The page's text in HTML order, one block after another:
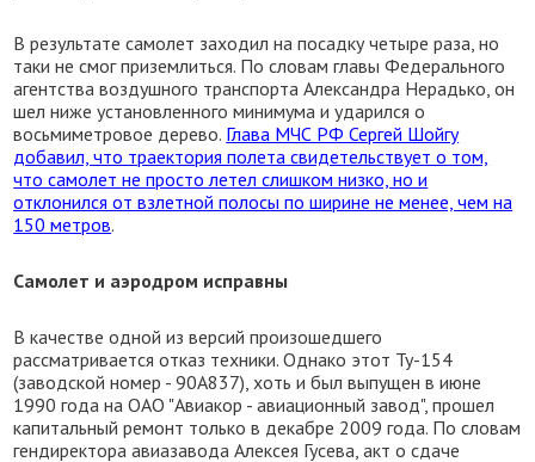
В результате самолет заходил на посадку четыре раза, но
таки не смог приземлиться. По словам главы Федерального
агентства воздушного транспорта Александра Нерадько, он
шел ниже установленного минимума и ударился о
восьмиметровое дерево. Глава МЧС РФ Сергей Шойгу
добавил, что траектория полета свидетельствует о том,
что самолет не просто летел слишком низко, но и
отклонился от взлетной полосы по ширине не менее, чем на
150 метров.
Самолет и аэродром исправны
В качестве одной из версий произошедшего
рассматривается отказ техники. Однако этот Ту-154
(заводской номер - 90А837), хоть и был выпущен в июне
1990 года на ОАО "Авиакор - авиационный завод", прошел
капитальный ремонт только в декабре 2009 года. По словам
гендиректора авиазавода Алексея Гусева, акт о сдаче